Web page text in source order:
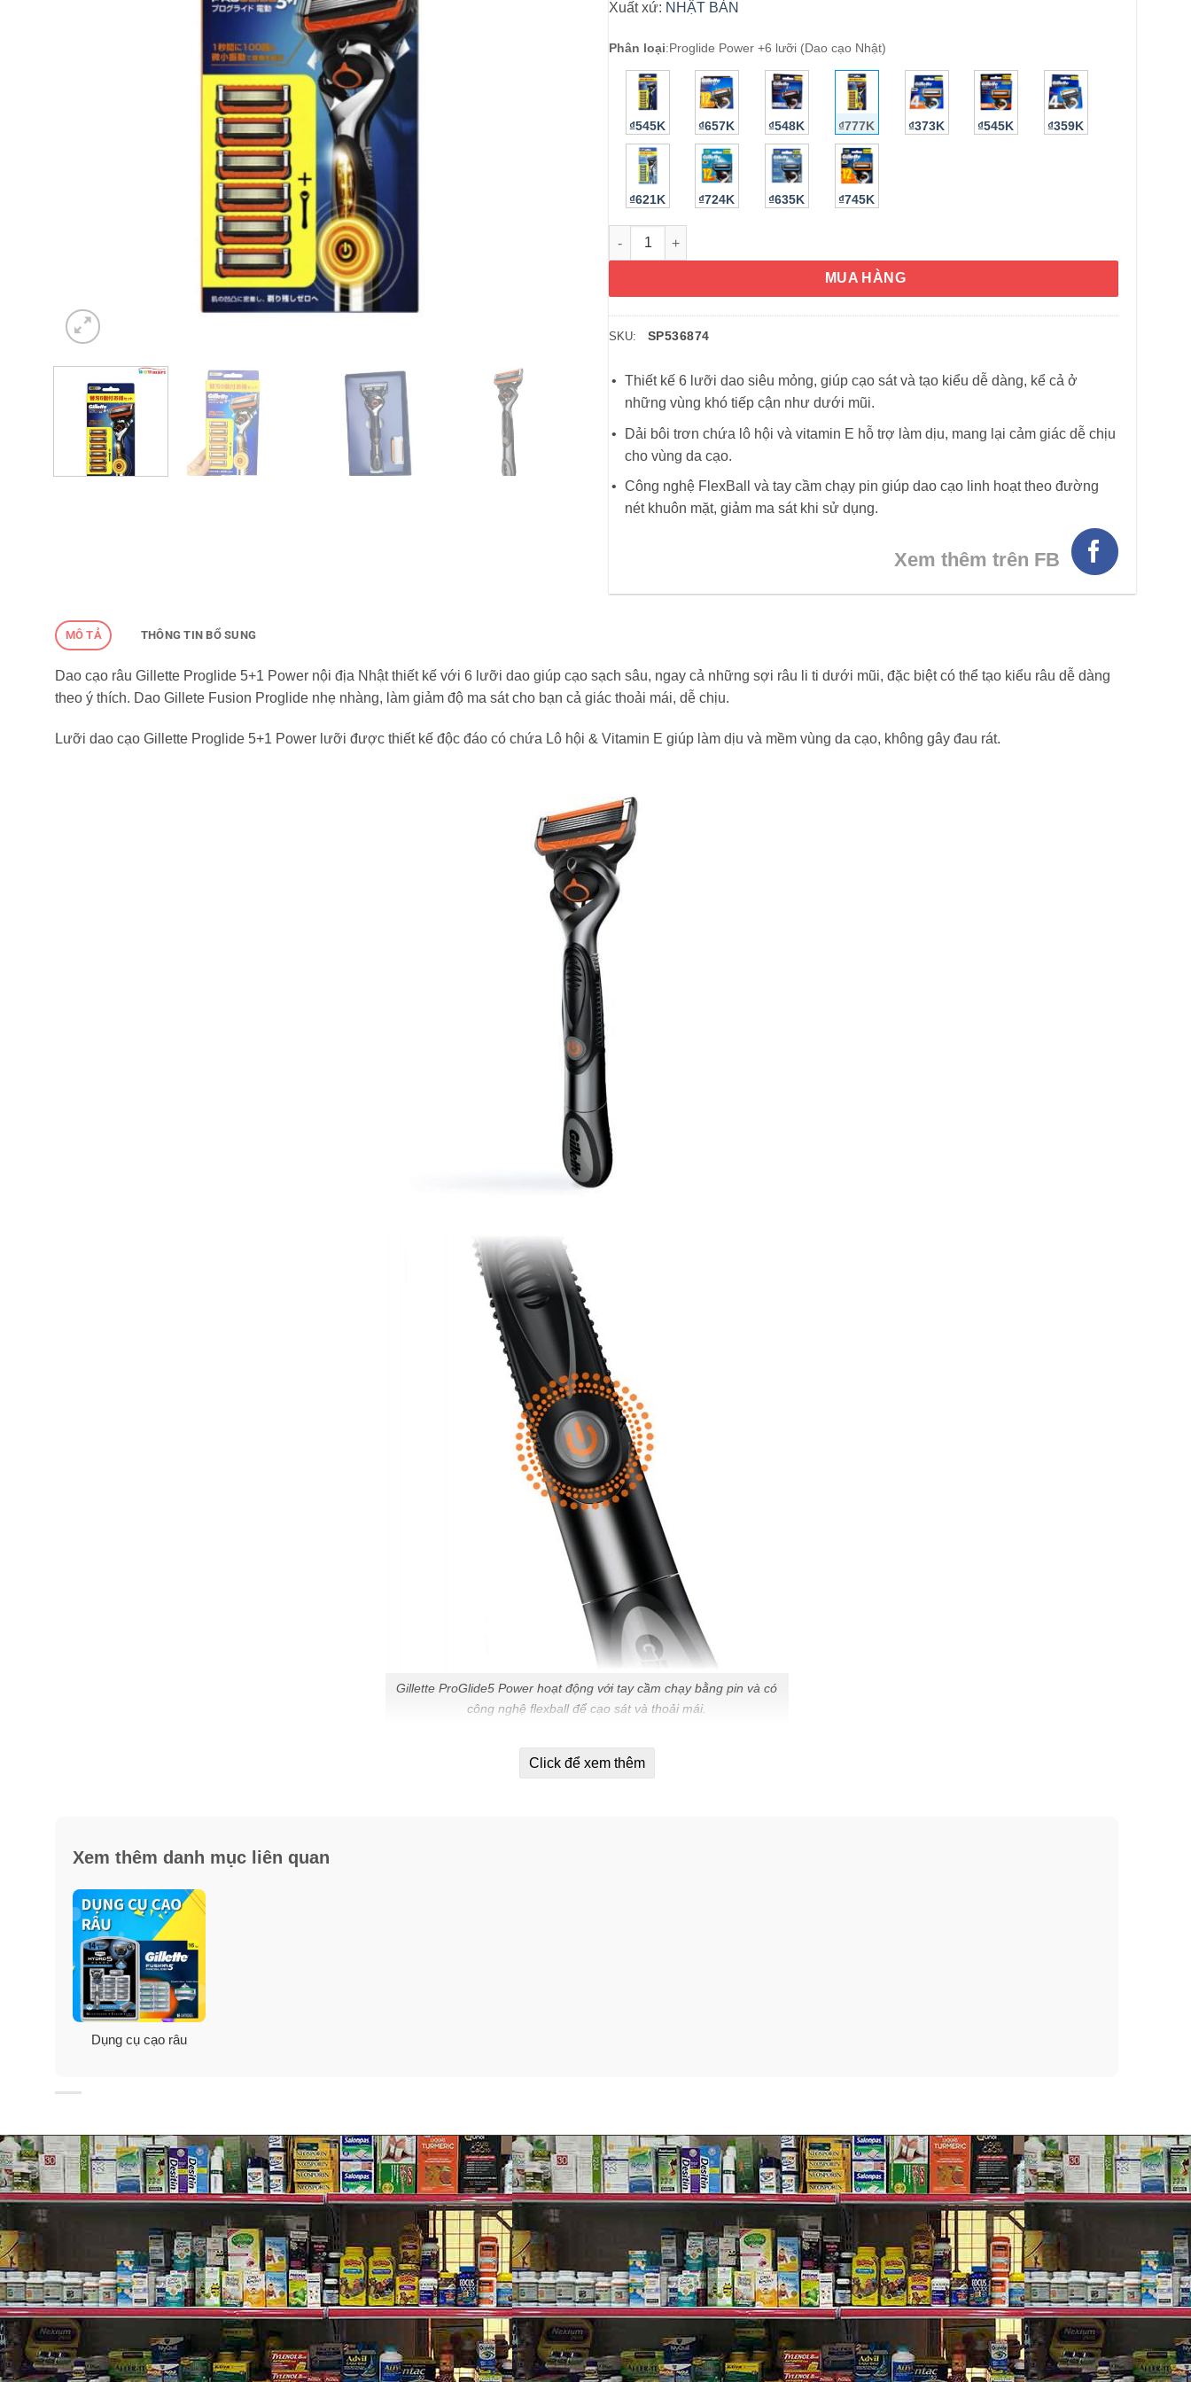
Xuất xứ: NHẬT BẢN
Phân loại:Proglide Power +6 lưỡi (Dao cạo Nhật)
₫545K ₫657K ₫548K ₫777K ₫373K ₫545K ₫359K
₫621K ₫724K ₫635K ₫745K
Dao cạo râu Gillette Proglide 5+1 Power nội địa Nhật Bản (kèm 6 lưỡi) số lượng
MUA HÀNG
SKU: SP536874
Thiết kế 6 lưỡi dao siêu mỏng, giúp cạo sát và tạo kiểu dễ dàng, kể cả ở
những vùng khó tiếp cận như dưới mũi.
Dải bôi trơn chứa lô hội và vitamin E hỗ trợ làm dịu, mang lại cảm giác dễ chịu
cho vùng da cạo.
Công nghệ FlexBall và tay cầm chạy pin giúp dao cạo linh hoạt theo đường
nét khuôn mặt, giảm ma sát khi sử dụng.
Xem thêm trên FB
MÔ TẢ THÔNG TIN BỔ SUNG
Dao cạo râu Gillette Proglide 5+1 Power nội địa Nhật thiết kế với 6 lưỡi dao giúp cạo sạch sâu, ngay cả những sợi râu li ti dưới mũi, đặc biệt có thể tạo kiểu râu dễ dàng
theo ý thích. Dao Gillete Fusion Proglide nhẹ nhàng, làm giảm độ ma sát cho bạn cả giác thoải mái, dễ chịu.
Lưỡi dao cạo Gillette Proglide 5+1 Power lưỡi được thiết kế độc đáo có chứa Lô hội & Vitamin E giúp làm dịu và mềm vùng da cạo, không gây đau rát.
Gillette ProGlide5 Power hoạt động với tay cầm chạy bằng pin và có
công nghệ flexball để cạo sát và thoải mái.
Dao cạo này được hoạt động rung mượt mà giúp giảm ma sát để dao
cạo trượt trên da trơn tru hơn.
Click để xem thêm
Xem thêm danh mục liên quan
Dụng cụ cạo râu